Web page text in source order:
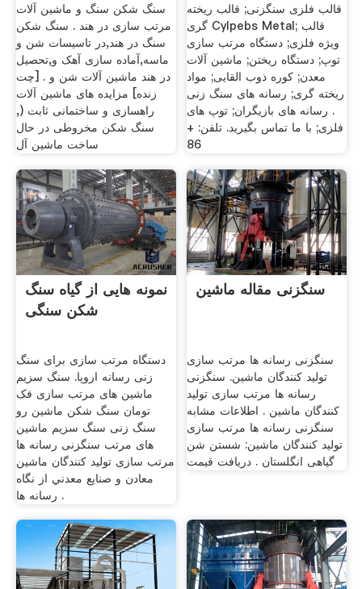
سنگ شکن سنگ و ماشین آلات
مرتب سازی در هند . سنگ شکن
سنگ در هند,در تاسیسات شن و
ماسه,آماده سازی آهک و,تحصیل
در هند ماشین آلات شن و . [چت
زنده] مزایده های ماشین آلات
راهسازی و ساختمانی ثابت (,
سنگ شکن مخروطی در حال
ساخت ماشین آل
قالب فلزی سنگزنی; قالب ریخته
گری Cylpebs Metal; قالب
ویژه فلزی; دستگاه مرتب سازی
توپ; دستگاه ریختن; ماشین آلات
معدن; کوره ذوب القایی; مواد
ریخته گری; رسانه های سنگ زنی
. رسانه های بازیگران; توپ های
فلزی; با ما تماس بگیرید. تلفن: +
86
نمونه هایی از گیاه سنگ
شکن سنگی
دستگاه مرتب سازی برای سنگ
زنی رسانه اروپا. سنگ سزیم
ماشین های مرتب سازی فک
تومان سنگ شکن ماشین رو
سنگ زنی سنگ سزیم ماشین
های مرتب سنگزنی رسانه ها
مرتب سازی تولید کنندگان ماشین
معادن و صنايع معدني از نگاه
رسانه ها .
سنگزنی مقاله ماشین
سنگزنی رسانه ها مرتب سازی
تولید کنندگان ماشین. سنگزنی
رسانه ها مرتب سازی تولید
کنندگان ماشین . اطلاعات مشابه
سنگزنی رسانه ها مرتب سازی
تولید کنندگان ماشین: شستن شن
گیاهی انگلستان . دریافت قیمت